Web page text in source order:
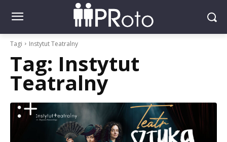
Tagi Instytut Teatralny
Tag: Instytut
Teatralny